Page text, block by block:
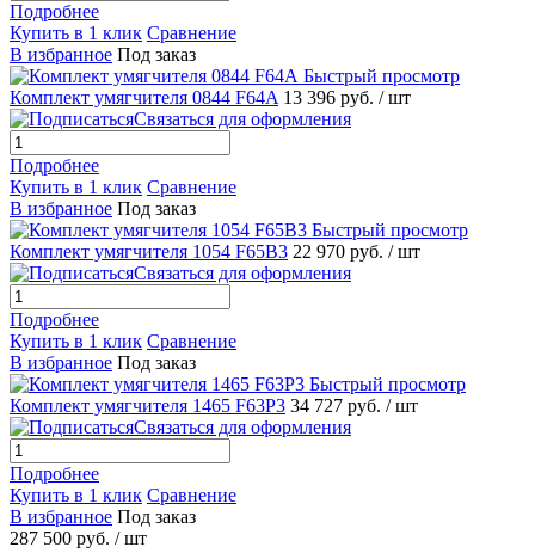
Подробнее
Купить в 1 клик Сравнение
В избранное Под заказ
Быстрый просмотр
Комплект умягчителя 0844 F64A 13 396 руб. / шт
Связаться для оформления
Подробнее
Купить в 1 клик Сравнение
В избранное Под заказ
Быстрый просмотр
Комплект умягчителя 1054 F65B3 22 970 руб. / шт
Связаться для оформления
Подробнее
Купить в 1 клик Сравнение
В избранное Под заказ
Быстрый просмотр
Комплект умягчителя 1465 F63P3 34 727 руб. / шт
Связаться для оформления
Подробнее
Купить в 1 клик Сравнение
В избранное Под заказ
287 500 руб. / шт